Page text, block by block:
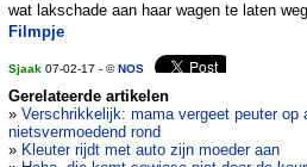
wat lakschade aan haar wagen te laten
Filmpje
Sjaak 07-02-17 - ©NOS
Gerelateerde artikelen
» Verschrikkelijk: mama vergeet peuter op
nietsvermoedend rond
» Kleuter rijdt met auto zijn moeder aan